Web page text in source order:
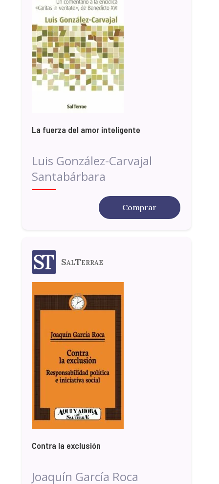
La fuerza del amor inteligente
Luis González-Carvajal
Santabárbara
Comprar
SalTerrae
Contra la exclusión
Joaquín García Roca